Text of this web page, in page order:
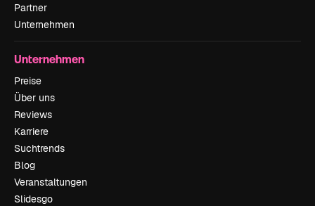
Partner
Unternehmen
Unternehmen
Preise
Über uns
Reviews
Karriere
Suchtrends
Blog
Veranstaltungen
Slidesgo